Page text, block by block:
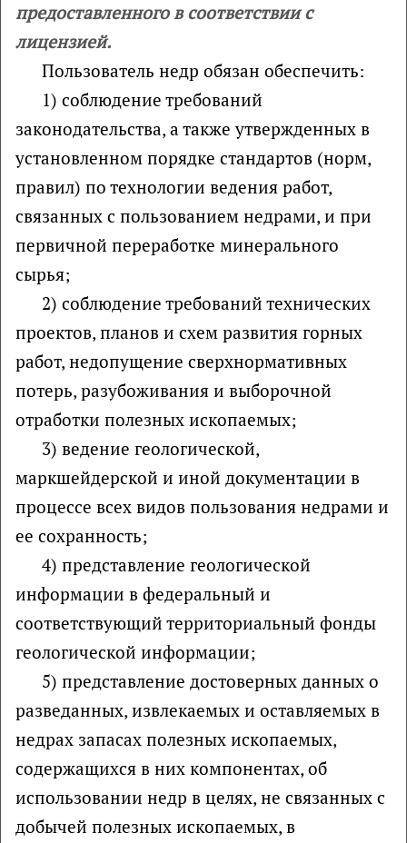
предоставленного в соответствии с
лицензией.
Пользователь недр обязан обеспечить:
1) соблюдение требований
законодательства, а также утвержденных в
установленном порядке стандартов (норм,
правил) по технологии ведения работ,
связанных с пользованием недрами, и при
первичной переработке минерального
сырья;
2) соблюдение требований технических
проектов, планов и схем развития горных
работ, недопущение сверхнормативных
потерь, разубоживания и выборочной
отработки полезных ископаемых;
3) ведение геологической,
маркшейдерской и иной документации в
процессе всех видов пользования недрами и
ее сохранность;
4) представление геологической
информации в федеральный и
соответствующий территориальный фонды
геологической информации;
5) представление достоверных данных о
разведанных, извлекаемых и оставляемых в
недрах запасах полезных ископаемых,
содержащихся в них компонентах, об
использовании недр в целях, не связанных с
добычей полезных ископаемых, в